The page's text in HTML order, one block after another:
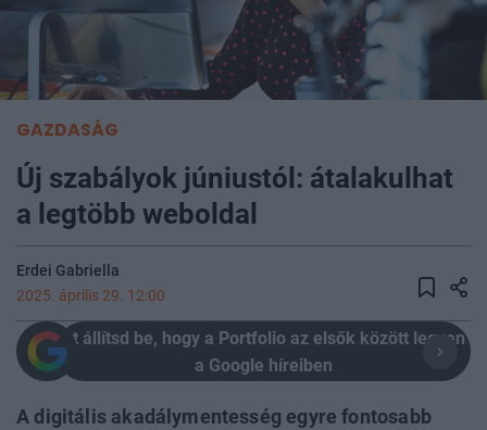
GAZDASÁG
Új szabályok júniustól: átalakulhat
a legtöbb weboldal
Erdei Gabriella
2025. április 29. 12:00
Itt állítsd be, hogy a Portfolio az elsők között legyen
a Google híreiben
A digitális akadálymentesség egyre fontosabb